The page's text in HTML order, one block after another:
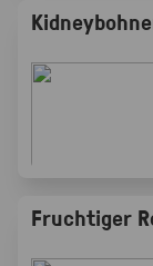
Fruchtiger